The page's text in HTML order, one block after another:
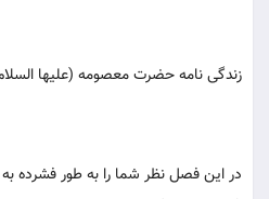
زندگى نامه حضرت معصومه (عليها
در اين فصل نظر شما را به طور فشرده